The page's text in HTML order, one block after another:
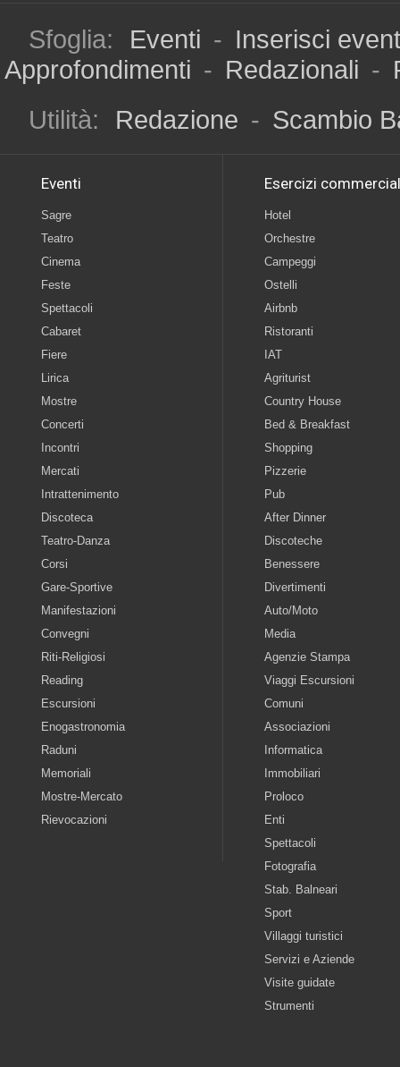
Sfoglia: Eventi - Inserisci
Approfondimenti - Redazionali -
Utilità:
Redazione - Scambio
Eventi
Sagre
Teatro
Cinema
Feste
Spettacoli
Cabaret
Fiere
Lirica
Mostre
Concerti
Incontri
Mercati
Intrattenimento
Discoteca
Teatro-Danza
Corsi
Gare-Sportive
Manifestazioni
Convegni
Riti-Religiosi
Reading
Escursioni
Enogastronomia
Raduni
Memoriali
Mostre-Mercato
Rievocazioni
Esercizi
Hotel
Orchestre
Campeggi
Ostelli
Airbnb
Ristoranti
IAT
Agriturist
Country House
Bed & Breakfast
Shopping
Pizzerie
Pub
After Dinner
Discoteche
Benessere
Divertimenti
Auto/Moto
Media
Agenzie Stampa
Viaggi Escursioni
Comuni
Associazioni
Informatica
Immobiliari
Proloco
Enti
Spettacoli
Fotografia
Stab. Balneari
Sport
Villaggi turistici
Servizi e Aziende
Visite guidate
Strumenti